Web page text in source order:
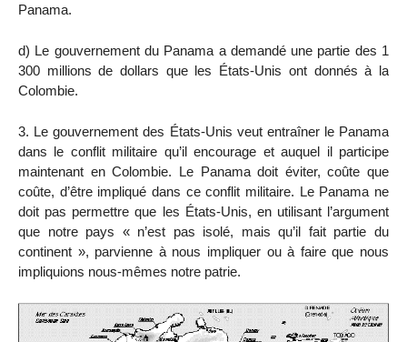
Panama.
d) Le gouvernement du Panama a demandé une partie des 1
300 millions de dollars que les États-Unis ont donnés à la
Colombie.
3. Le gouvernement des États-Unis veut entraîner le Panama
dans le conflit militaire qu’il encourage et auquel il participe
maintenant en Colombie. Le Panama doit éviter, coûte que
coûte, d’être impliqué dans ce conflit militaire. Le Panama ne
doit pas permettre que les États-Unis, en utilisant l’argument
que notre pays « n’est pas isolé, mais qu’il fait partie du
continent », parvienne à nous impliquer ou à faire que nous
impliquions nous-mêmes notre patrie.